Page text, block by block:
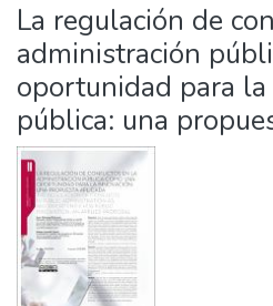
Communities
&
Collections
All of DSpace
Statistics
Policies
La regulación de
administración
oportunidad para
pública: una